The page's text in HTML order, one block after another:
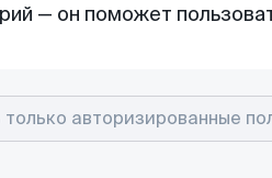
— он поможет